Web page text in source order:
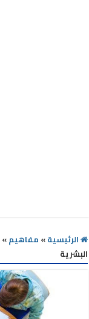
الرئيسية» مفاهيم»
البشرية